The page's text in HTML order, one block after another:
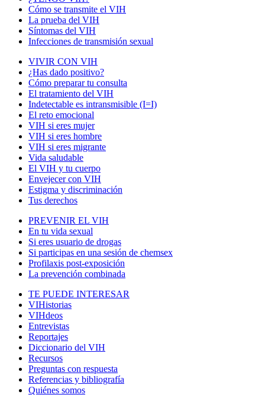
Cómo se transmite el VIH
La prueba del VIH
Síntomas del VIH
Infecciones de transmisión sexual
VIVIR CON VIH
¿Has dado positivo?
Cómo preparar tu consulta
El tratamiento del VIH
Indetectable es intransmisible (I=I)
El reto emocional
VIH si eres mujer
VIH si eres hombre
VIH si eres migrante
Vida saludable
El VIH y tu cuerpo
Envejecer con VIH
Estigma y discriminación
Tus derechos
PREVENIR EL VIH
En tu vida sexual
Si eres usuario de drogas
Si participas en una sesión de chemsex
Profilaxis post-exposición
La prevención combinada
TE PUEDE INTERESAR
VIHistorias
VIHdeos
Entrevistas
Reportajes
Diccionario del VIH
Recursos
Preguntas con respuesta
Referencias y bibliografía
Quiénes somos